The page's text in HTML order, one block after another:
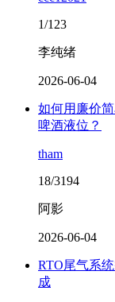
1/123
李纯绪
2026-06-04
如何用廉价
啤酒液位？
tham
18/3194
阿影
2026-06-04
RTO尾气系
成